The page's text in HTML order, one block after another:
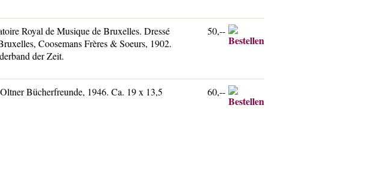
Royal de Musique de Bruxelles. Dressé
Coosemans Frères & Soeurs, 1902.
der Zeit.
50,--
Bücherfreunde, 1946. Ca. 19 x 13,5
60,--